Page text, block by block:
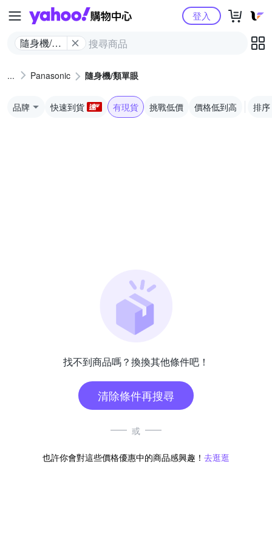
Yahoo購物中心
隨身機/類
登入
Panasonic 隨身機/類單眼
品牌 快速到貨 有現貨 挑戰低價 價格低到高 排序
找不到商品嗎？換換其他條件吧！
清除條件再搜尋
或
也許你會對這些價格優惠中的商品感興趣！ 去逛逛